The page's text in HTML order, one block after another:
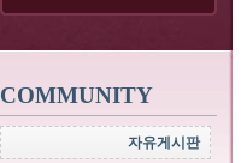
COMMUNITY
자유게시판